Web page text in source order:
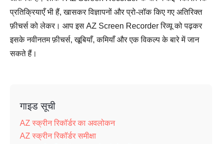
प्रतिक्रियाएँ भी हैं, खासकर विज्ञापनों और प्रो-लॉक किए गए अतिरिक्त
फ़ीचर्स को लेकर। आप इस AZ Screen Recorder रिव्यू को पढ़कर
इसके नवीनतम फ़ीचर्स, खूबियाँ, कमियाँ और एक विकल्प के बारे में जान
सकते हैं।
गाइड सूची
AZ स्क्रीन रिकॉर्डर का अवलोकन
AZ स्क्रीन रिकॉर्डर समीक्षा